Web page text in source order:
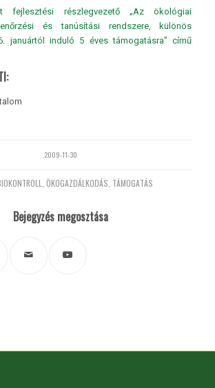
fejlesztési részlegvezető „Az ökológiai
és tanúsítási rendszere, különös
januártól induló 5 éves támogatásra” című
2009-11-30
ÖKOGAZDÁLKODÁS TÁMOGATÁS
Bejegyzés megosztása